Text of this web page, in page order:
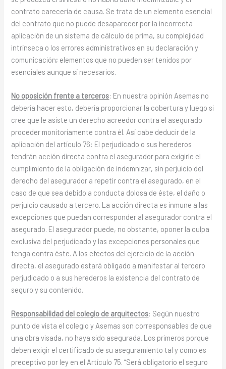
contrato carecería de causa. Se trata de un elemento esencial
del contrato que no puede desaparecer por la incorrecta
aplicación de un sistema de cálculo de prima, su complejidad
intrínseca o los errores administrativos en su declaración y
comunicación; elementos que no pueden ser tenidos por
esenciales aunque sí necesarios.
No oposición frente a terceros: En nuestra opinión Asemas no
debería hacer esto, debería proporcionar la cobertura y luego si
cree que le asiste un derecho acreedor contra el asegurado
proceder monitoriamente contra él. Así cabe deducir de la
aplicación del artículo 76: El perjudicado o sus herederos
tendrán acción directa contra el asegurador para exigirle el
cumplimiento de la obligación de indemnizar, sin perjuicio del
derecho del asegurador a repetir contra el asegurado, en el
caso de que sea debido a conducta dolosa de éste, el daño o
perjuicio causado a tercero. La acción directa es inmune a las
excepciones que puedan corresponder al asegurador contra el
asegurado. El asegurador puede, no obstante, oponer la culpa
exclusiva del perjudicado y las excepciones personales que
tenga contra éste. A los efectos del ejercicio de la acción
directa, el asegurado estará obligado a manifestar al tercero
perjudicado o a sus herederos la existencia del contrato de
seguro y su contenido.
Responsabilidad del colegio de arquitectos: Según nuestro
punto de vista el colegio y Asemas son corresponsables de que
una obra visada, no haya sido asegurada. Los primeros porque
deben exigir el certificado de su aseguramiento tal y como es
preceptivo por ley en el Artículo 75. “Será obligatorio el seguro